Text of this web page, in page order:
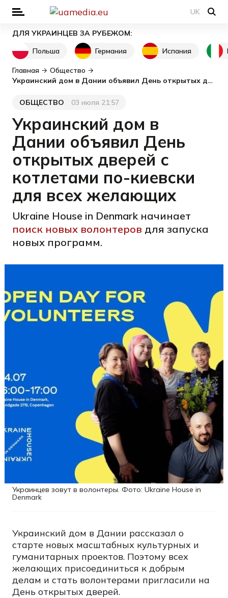
UK
ДЛЯ УКРАИНЦЕВ ЗА РУБЕЖОМ:
Польша
Германия Испания
Главная
Общество
Украинский дом в Дании объявил День открытых дверей с котлетами по-киевски для всех желающих
Категория
ОБЩЕСТВО
Дата публикации
03 июля 21:57
Украинский дом в
Дании объявил День
открытых дверей с
котлетами по-киевски
для всех желающих
Ukraine House in Denmark начинает
поиск новых волонтеров для запуска
новых программ.
Украинцев зовут в волонтеры. Фото: Ukraine House in
Denmark
Украинский дом в Дании рассказал о
старте новых масштабных культурных и
гуманитарных проектов. Поэтому всех
желающих присоединиться к добрым
делам и стать волонтерами пригласили на
День открытых дверей.